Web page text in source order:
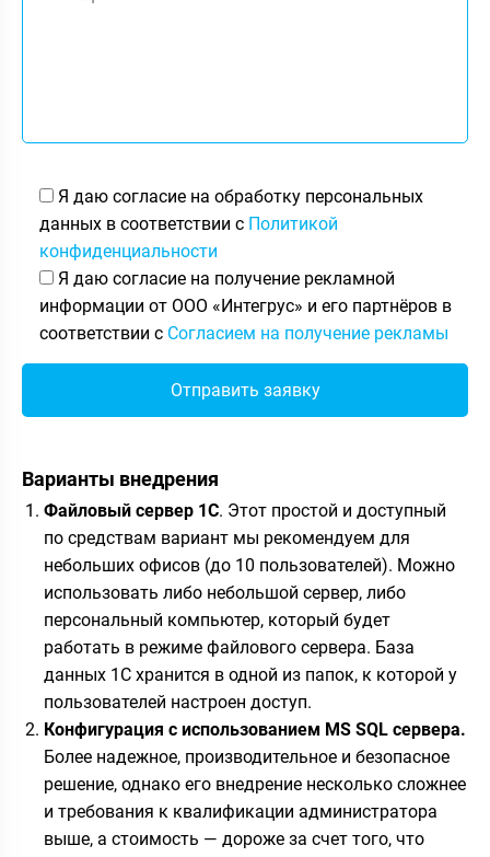
Я даю согласие на обработку персональных
данных в соответствии с Политикой
конфиденциальности
Я даю согласие на получение рекламной
информации от ООО «Интегрус» и его партнёров в
соответствии с Согласием на получение рекламы
Варианты внедрения
Файловый сервер 1С. Этот простой и доступный
по средствам вариант мы рекомендуем для
небольших офисов (до 10 пользователей). Можно
использовать либо небольшой сервер, либо
персональный компьютер, который будет
работать в режиме файлового сервера. База
данных 1С хранится в одной из папок, к которой у
пользователей настроен доступ.
Конфигурация с использованием MS SQL сервера.
Более надежное, производительное и безопасное
решение, однако его внедрение несколько сложнее
и требования к квалификации администратора
выше, а стоимость — дороже за счет того, что